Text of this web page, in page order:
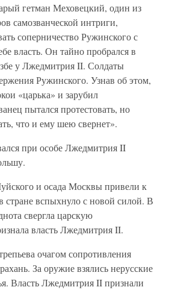
гетман Меховецкий, один из
самозванческой интриги,
соперничество Ружинского с
власть. Он тайно пробрался в
у Лжедмитрия II. Солдаты
Ружинского. Узнав об этом,
«царька» и зарубил
пытался протестовать, но
что и ему шею свернет».
при особе Лжедмитрия II
и осада Москвы привели к
стране вспыхнуло с новой силой. В
свергла царскую
власть Лжедмитрия II.
очагом сопротивления
За оружие взялись нерусские
Власть Лжедмитрия II признали